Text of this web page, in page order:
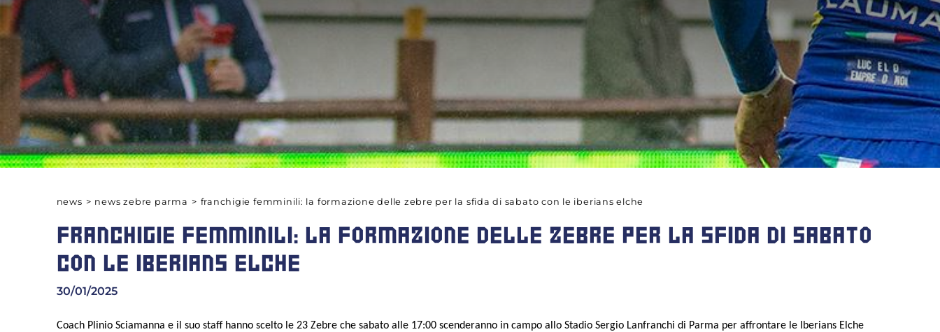
news > news zebre parma > franchigie femminili: la formazione delle zebre per la sfida di sabato con le iberians elche
FRANCHIGIE FEMMINILI: LA FORMAZIONE DELLE ZEBRE PER LA SFIDA DI SABATO
CON LE IBERIANS ELCHE
30/01/2025
Coach Plinio Sciamanna e il suo staff hanno scelto le 23 Zebre che sabato alle 17:00 scenderanno in campo allo Stadio Sergio Lanfranchi di Parma per affrontare le Iberians Elche